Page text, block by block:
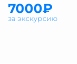
7000₽
за экскурсию